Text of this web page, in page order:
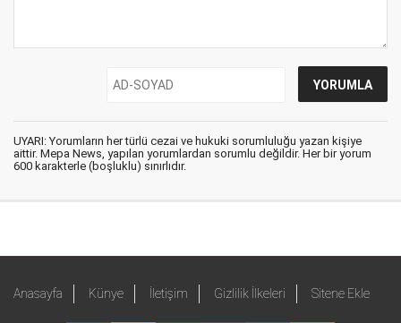
UYARI: Yorumların her türlü cezai ve hukuki sorumluluğu yazan kişiye
aittir. Mepa News, yapılan yorumlardan sorumlu değildir. Her bir yorum
600 karakterle (boşluklu) sınırlıdır.
Anasayfa Künye İletişim Gizlilik İlkeleri Sitene Ekle